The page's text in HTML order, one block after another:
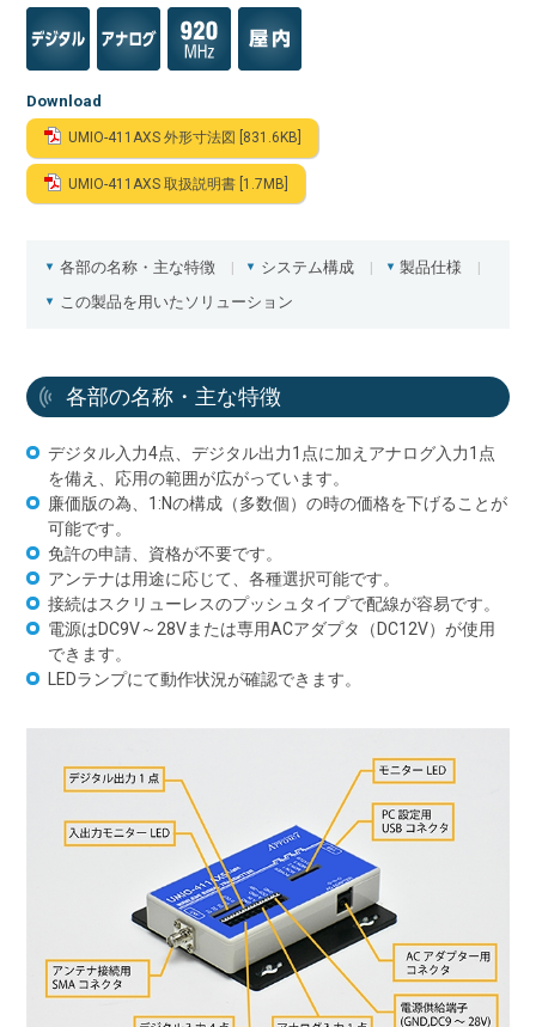
Download
UMIO-411AXS 外形寸法図 [831.6KB]
UMIO-411AXS 取扱説明書 [1.7MB]
各部の名称・主な特徴 システム構成
製品仕様
この製品を用いたソリューション
各部の名称・主な特徴
デジタル入力4点、デジタル出力1点に加えアナログ入力1点
を備え、応用の範囲が広がっています。
廉価版の為、1:Nの構成（多数個）の時の価格を下げることが
可能です。
免許の申請、資格が不要です。
アンテナは用途に応じて、各種選択可能です。
接続はスクリューレスのプッシュタイプで配線が容易です。
電源はDC9V～28Vまたは専用ACアダプタ（DC12V）が使用
できます。
LEDランプにて動作状況が確認できます。